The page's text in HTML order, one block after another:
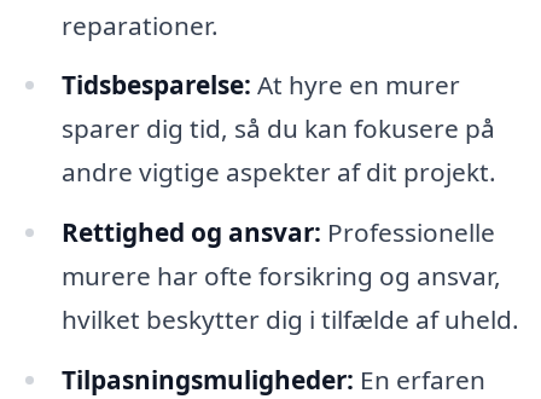
reparationer.
Tidsbesparelse: At hyre en murer
sparer dig tid, så du kan fokusere på
andre vigtige aspekter af dit projekt.
Rettighed og ansvar: Professionelle
murere har ofte forsikring og ansvar,
hvilket beskytter dig i tilfælde af uheld.
Tilpasningsmuligheder: En erfaren